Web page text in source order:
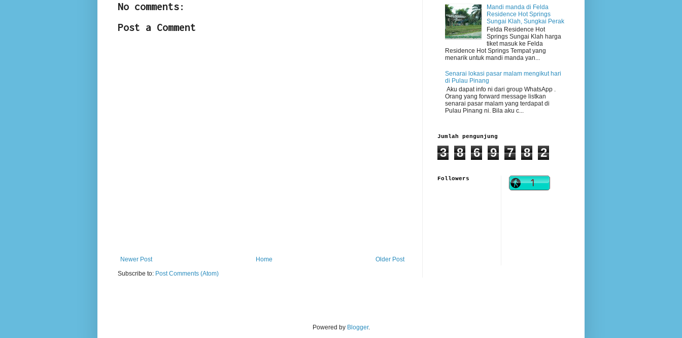
No comments:
Post a Comment
Newer Post Older Post
Home
Subscribe to: Post Comments (Atom)
Mandi manda di Felda
Residence Hot Springs
Sungai Klah, Sungkai Perak
Felda Residence Hot
Springs Sungai Klah harga
tiket masuk ke Felda
Residence Hot Springs Tempat yang
menarik untuk mandi manda yan...
Senarai lokasi pasar malam mengikut hari
di Pulau Pinang
Aku dapat info ni dari group WhatsApp .
Orang yang forward message listkan
senarai pasar malam yang terdapat di
Pulau Pinang ni. Bila aku c...
Jumlah pengunjung
3 8 6 9 7 8 2
Followers
Powered by Blogger.